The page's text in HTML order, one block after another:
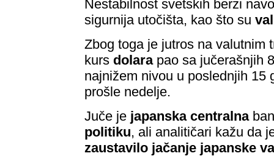
Nestabilnost svetskih berzi
sigurnija utočišta, kao što su
Zbog toga je jutros na valutnim
kurs dolarapao sa jučerašnjih
najnižem nivou u poslednjih 15
prošle nedelje.
Juče je japanska centralna
politiku, ali analitičari kažu da
zaustavilo jačanje japanske